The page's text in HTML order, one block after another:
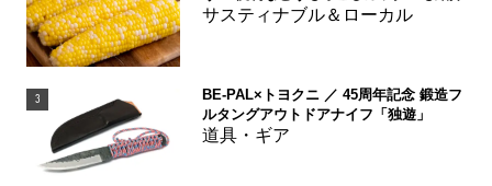
サスティナブル＆ローカル
3
BE-PAL×トヨクニ ／ 45周年記念 鍛造フ
ルタングアウトドアナイフ「独遊」
道具・ギア